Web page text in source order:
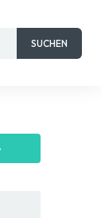
SUCHEN